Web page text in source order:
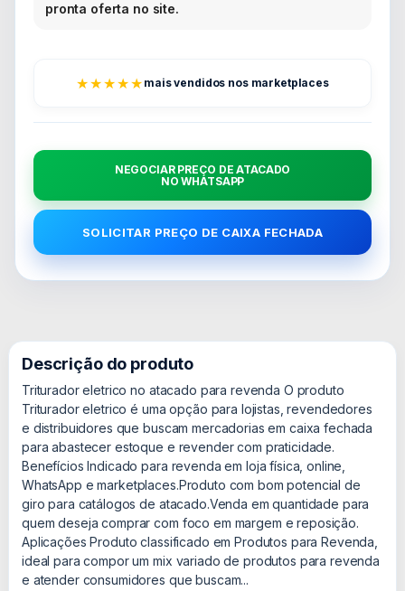
pronta oferta no site.
★★★★★ mais vendidos nos marketplaces
NEGOCIAR PREÇO DE ATACADO
NO WHATSAPP
SOLICITAR PREÇO DE CAIXA FECHADA
Descrição do produto
Triturador eletrico no atacado para revenda O produto
Triturador eletrico é uma opção para lojistas, revendedores
e distribuidores que buscam mercadorias em caixa fechada
para abastecer estoque e revender com praticidade.
Benefícios Indicado para revenda em loja física, online,
WhatsApp e marketplaces.Produto com bom potencial de
giro para catálogos de atacado.Venda em quantidade para
quem deseja comprar com foco em margem e reposição.
Aplicações Produto classificado em Produtos para Revenda,
ideal para compor um mix variado de produtos para revenda
e atender consumidores que buscam...